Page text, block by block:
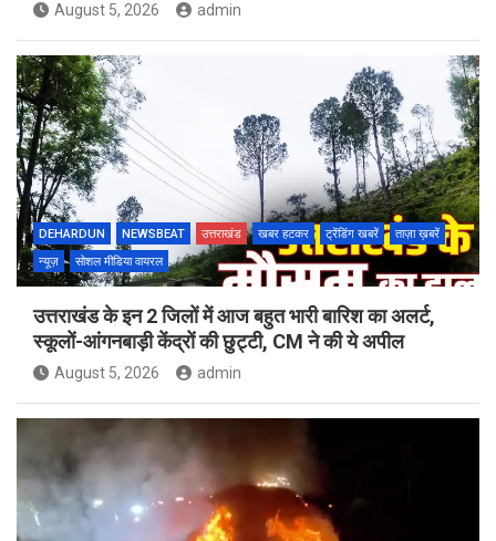
August 5, 2026 admin
DEHARDUN NEWSBEAT उत्तराखंड खबर हटकर ट्रेंडिंग खबरें
ताज़ा ख़बरें
न्यूज़
सोशल मीडिया वायरल
उत्तराखंड के इन 2 जिलों में आज बहुत भारी बारिश का अलर्ट,
स्कूलों-आंगनबाड़ी केंद्रों की छुट्टी, CM ने की ये अपील
August 5, 2026 admin